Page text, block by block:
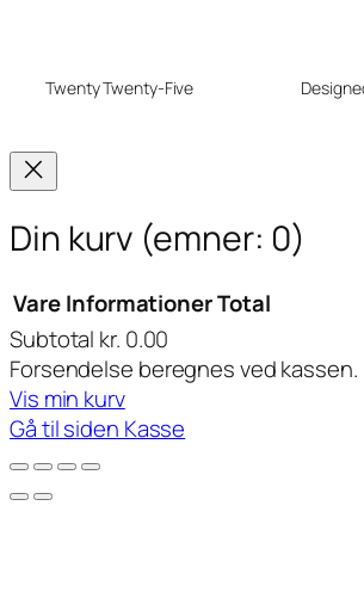
Twenty Twenty-Five
Din kurv (emner: 0)
Varer
i
indkøbskurv
Vare InformationerTotal
Subtotal kr. 0.00
Forsendelse beregnes ved kassen.
Vis min kurv
Gå til siden Kasse